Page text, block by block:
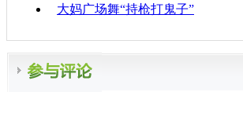
大妈广场舞“持枪打鬼子”